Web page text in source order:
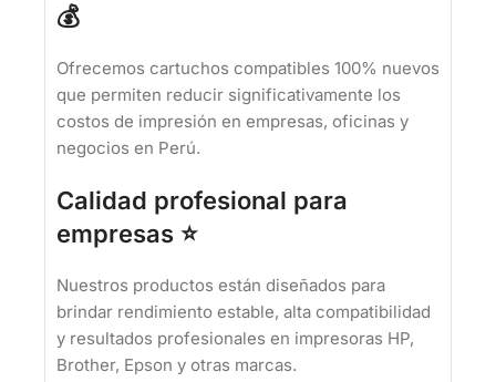
💰
Ofrecemos cartuchos compatibles 100% nuevos
que permiten reducir significativamente los
costos de impresión en empresas, oficinas y
negocios en Perú.
Calidad profesional para
empresas ⭐
Nuestros productos están diseñados para
brindar rendimiento estable, alta compatibilidad
y resultados profesionales en impresoras HP,
Brother, Epson y otras marcas.